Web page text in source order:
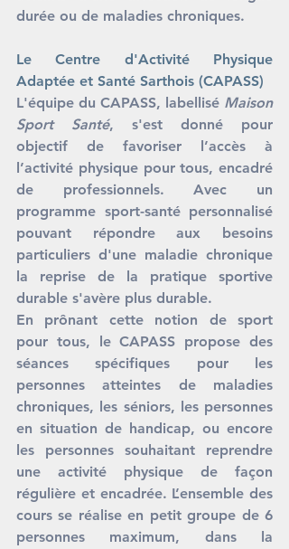
durée ou de maladies chroniques.
Le Centre d'Activité Physique
Adaptée et Santé Sarthois (CAPASS)
L'équipe du CAPASS, labellisé Maison
Sport Santé, s'est donné pour
objectif de favoriser l’accès à
l’activité physique pour tous, encadré
de professionnels. Avec un
programme sport-santé personnalisé
pouvant répondre aux besoins
particuliers d'une maladie chronique
la reprise de la pratique sportive
durable s'avère plus durable.
En prônant cette notion de sport
pour tous, le CAPASS propose des
séances spécifiques pour les
personnes atteintes de maladies
chroniques, les séniors, les personnes
en situation de handicap, ou encore
les personnes souhaitant reprendre
une activité physique de façon
régulière et encadrée. L’ensemble des
cours se réalise en petit groupe de 6
personnes maximum, dans la